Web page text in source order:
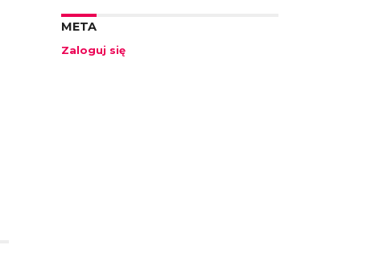
META
Zaloguj się